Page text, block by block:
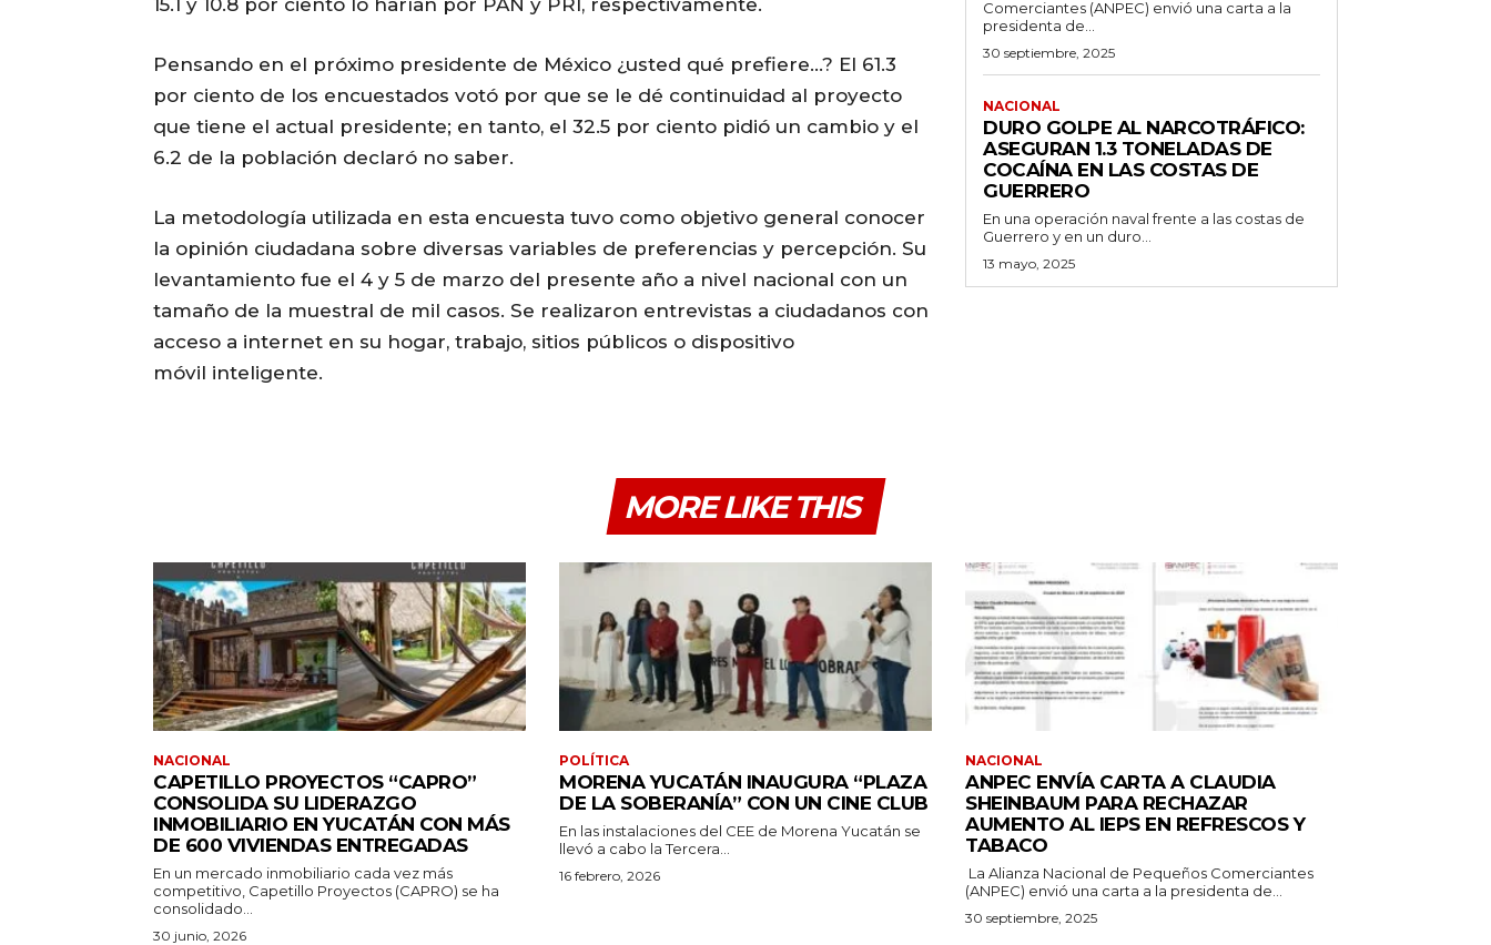
15.1 y 10.8 por ciento lo harían por PAN y PRI, respectivamente.
Pensando en el próximo presidente de México ¿usted qué prefiere…? El 61.3
por ciento de los encuestados votó por que se le dé continuidad al proyecto
que tiene el actual presidente; en tanto, el 32.5 por ciento pidió un cambio y el
6.2 de la población declaró no saber.
La metodología utilizada en esta encuesta tuvo como objetivo general conocer
la opinión ciudadana sobre diversas variables de preferencias y percepción. Su
levantamiento fue el 4 y 5 de marzo del presente año a nivel nacional con un
tamaño de la muestral de mil casos. Se realizaron entrevistas a ciudadanos con
acceso a internet en su hogar, trabajo, sitios públicos o dispositivo
móvil inteligente.
Comerciantes (ANPEC) envió una carta a la
presidenta de...
30 septiembre, 2025
NACIONAL
DURO GOLPE AL NARCOTRÁFICO:
ASEGURAN 1.3 TONELADAS DE
COCAÍNA EN LAS COSTAS DE
GUERRERO
En una operación naval frente a las costas de
Guerrero y en un duro...
13 mayo, 2025
MORE LIKE THIS
NACIONAL
CAPETILLO PROYECTOS “CAPRO”
CONSOLIDA SU LIDERAZGO
INMOBILIARIO EN YUCATÁN CON MÁS
DE 600 VIVIENDAS ENTREGADAS
En un mercado inmobiliario cada vez más
competitivo, Capetillo Proyectos (CAPRO) se ha
consolidado...
30 junio, 2026
POLÍTICA
MORENA YUCATÁN INAUGURA “PLAZA
DE LA SOBERANÍA” CON UN CINE CLUB
En las instalaciones del CEE de Morena Yucatán se
llevó a cabo la Tercera...
16 febrero, 2026
NACIONAL
ANPEC ENVÍA CARTA A CLAUDIA
SHEINBAUM PARA RECHAZAR
AUMENTO AL IEPS EN REFRESCOS Y
TABACO
La Alianza Nacional de Pequeños Comerciantes
(ANPEC) envió una carta a la presidenta de...
30 septiembre, 2025